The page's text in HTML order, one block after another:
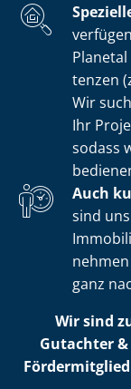
ten­zen
Wir
Ihr
sodass
Auch
sind
ganz
Wir sind
Gutachter